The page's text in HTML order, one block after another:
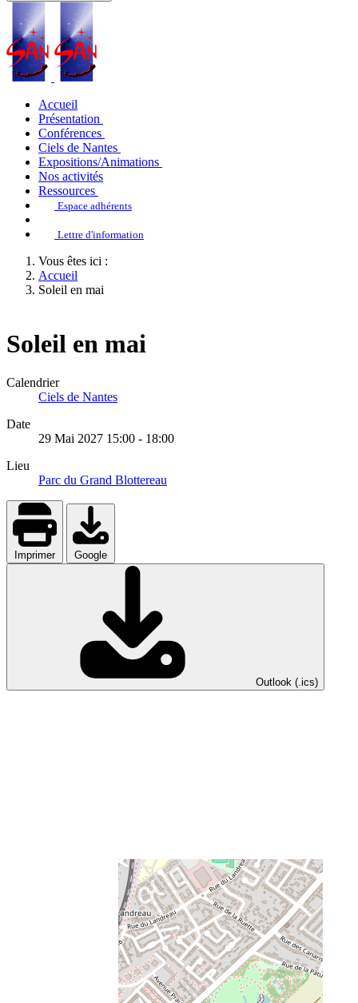
Accueil
Présentation
Conférences
Ciels de Nantes
Expositions/Animations
Nos activités
Ressources
Espace adhérents
Lettre d'information
Vous êtes ici :
Accueil
Soleil en mai
Soleil en mai
Calendrier
Ciels de Nantes
Date
29 Mai 2027 15:00 - 18:00
Lieu
Parc du Grand Blottereau
Imprimer Google
Outlook (.ics)